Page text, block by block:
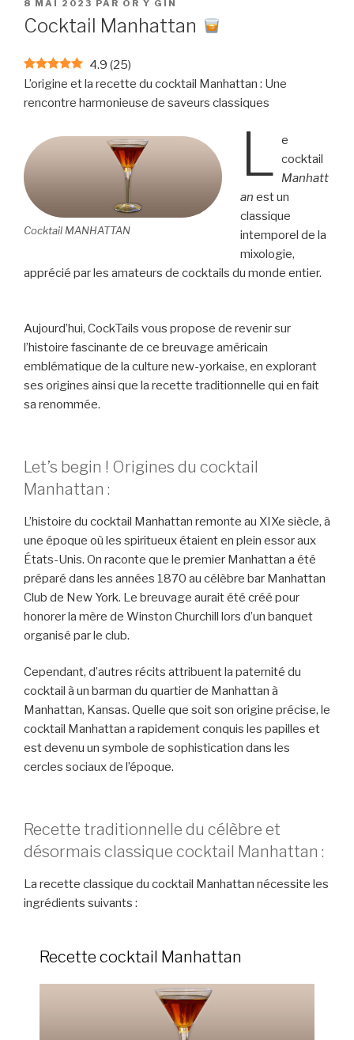
PUBLIÉ
LE
8 MAI 2023 PAR OR Y GIN
Cocktail Manhattan
4.9 (25)
L’origine et la recette du cocktail Manhattan : Une
rencontre harmonieuse de saveurs classiques
Cocktail MANHATTAN
L e
cocktail
Manhatt
an est un
classique
intemporel de la
mixologie,
apprécié par les amateurs de cocktails du monde entier.
Aujourd’hui, CockTails vous propose de revenir sur
l’histoire fascinante de ce breuvage américain
emblématique de la culture new-yorkaise, en explorant
ses origines ainsi que la recette traditionnelle qui en fait
sa renommée.
Let’s begin ! Origines du cocktail
Manhattan :
L’histoire du cocktail Manhattan remonte au XIXe siècle, à
une époque où les spiritueux étaient en plein essor aux
États-Unis. On raconte que le premier Manhattan a été
préparé dans les années 1870 au célèbre bar Manhattan
Club de New York. Le breuvage aurait été créé pour
honorer la mère de Winston Churchill lors d’un banquet
organisé par le club.
Cependant, d’autres récits attribuent la paternité du
cocktail à un barman du quartier de Manhattan à
Manhattan, Kansas. Quelle que soit son origine précise, le
cocktail Manhattan a rapidement conquis les papilles et
est devenu un symbole de sophistication dans les
cercles sociaux de l’époque.
Recette traditionnelle du célèbre et
désormais classique cocktail Manhattan :
La recette classique du cocktail Manhattan nécessite les
ingrédients suivants :
Recette cocktail Manhattan